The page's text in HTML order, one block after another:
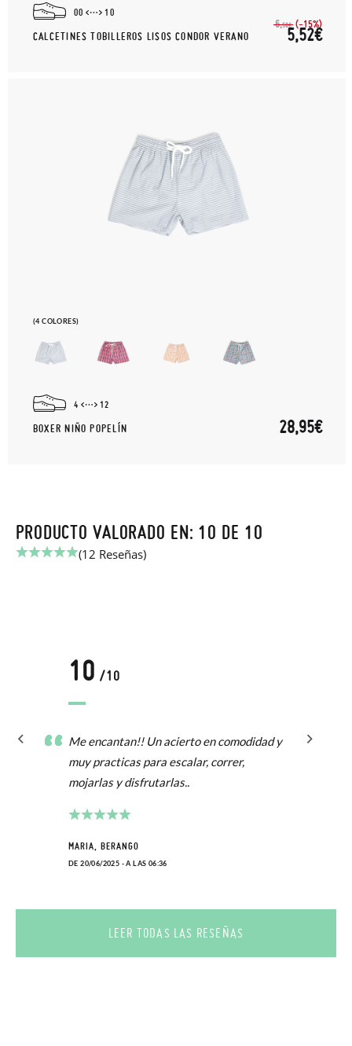
00 10
CALCETINES TOBILLEROS LISOS CONDOR VERANO
6,50€ (-15%)
5,52€
(4 COLORES)
4 12
BOXER NIÑO POPELÍN 28,95€
PRODUCTO VALORADO EN: 10 DE 10
(12 Reseñas)
10 /10
Me encantan!! Un acierto en comodidad y
muy practicas para escalar, correr,
mojarlas y disfrutarlas..
MARIA, BERANGO
DE 20/06/2025 - A LAS 06:36
LEER TODAS LAS RESEÑAS